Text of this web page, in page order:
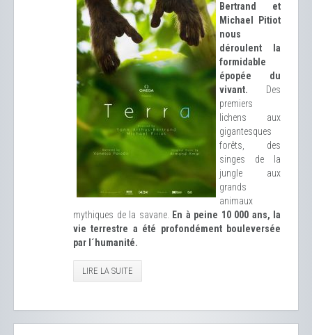
Bertrand et
Michael Pitiot
nous
déroulent la
formidable
épopée du
vivant. Des
premiers
lichens aux
gigantesques
forêts, des
singes de la
jungle aux
grands
animaux
mythiques de la savane.
En à peine 10 000 ans, la
vie terrestre a été profondément bouleversée
par l´humanité.
LIRE LA SUITE